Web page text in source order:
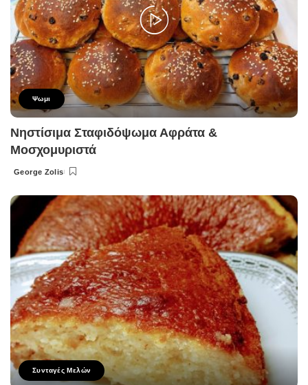
Ψωμι
Νηστίσιμα Σταφιδόψωμα Αφράτα &
Μοσχομυριστά
Posted
George Zolis
Συνταγές Μελών